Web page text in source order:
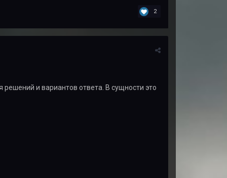
2
и вариантов ответа. В сущности это